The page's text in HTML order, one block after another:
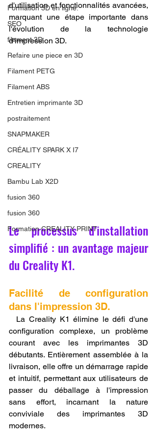
Formation 3D en ligne.
SEO
filament 3D
Refaire une piece en 3D
Filament PETG
Filament ABS
Entretien imprimante 3D
postraitement
SNAPMAKER
CRÉALITY SPARK X I7
CREALITY
Bambu Lab X2D
fusion 360
fusion 360
Formation CREALITY PRINT
d'utilisation et fonctionnalités avancées,
marquant une étape importante dans
l'évolution de la technologie
d'impression 3D.
Le processus d’installation
simplifié : un avantage majeur
du Creality K1.
Facilité de configuration
dans l'impression 3D.
configuration complexe, un problème
courant avec les imprimantes 3D
débutants. Entièrement assemblée à la
livraison, elle offre un démarrage rapide
et intuitif, permettant aux utilisateurs de
passer du déballage à l'impression
sans effort, incarnant la nature
conviviale des imprimantes 3D
modernes.